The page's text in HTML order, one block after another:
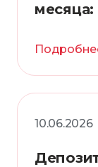
месяца:
10.06.2026